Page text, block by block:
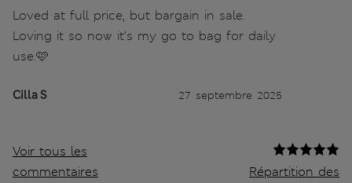
Loved at full price, but bargain in sale.
Loving it so now it’s my go to bag for daily
use.🩷
Cilla S 27 septembre 2025
Voir tous les
commentaires
Répartition des